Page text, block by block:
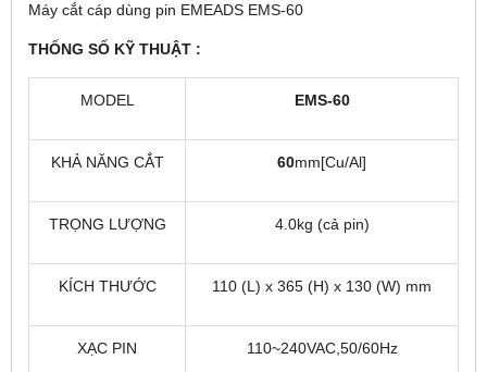
Máy cắt cáp dùng pin EMEADS EMS-60
THỐNG SỐ KỸ THUẬT :
MODEL EMS-60
KHẢ NĂNG CẮT 60mm[Cu/Al]
TRỌNG LƯỢNG 4.0kg (cả pin)
KÍCH THƯỚC 110 (L) x 365 (H) x 130 (W) mm
XẠC PIN 110~240VAC,50/60Hz